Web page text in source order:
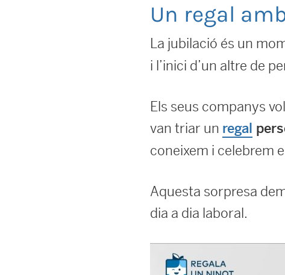
Un regal
La jubilació és un
i l’inici d’un altre de
Els seus companys
van triar un regal
coneixem i celebrem
Aquesta sorpresa
dia a dia laboral.